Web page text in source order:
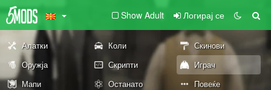
Show Adult Логирај се
Алатки Коли
Скинови
Оружја
Скрипти
Играч
Мапи
Останато Повеќе